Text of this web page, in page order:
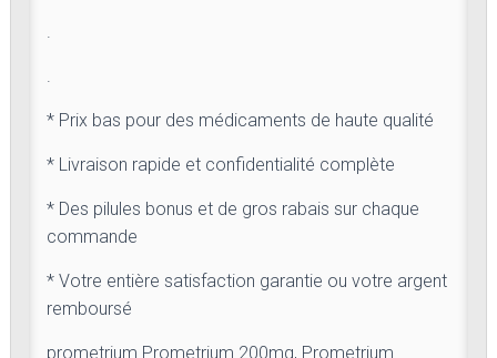
.
.
* Prix bas pour des médicaments de haute qualité
* Livraison rapide et confidentialité complète
* Des pilules bonus et de gros rabais sur chaque
commande
* Votre entière satisfaction garantie ou votre argent
remboursé
prometrium Prometrium 200mg, Prometrium